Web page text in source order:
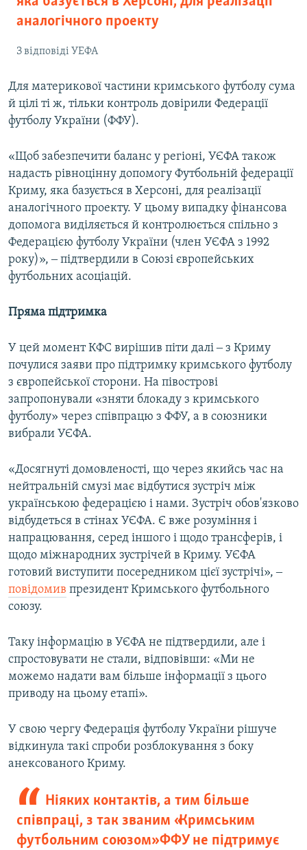
аналогічного проекту
З відповіді УЕФА
Для материкової частини кримського футболу сума
й цілі ті ж, тільки контроль довірили Федерації
футболу України (ФФУ).
«Щоб забезпечити баланс у регіоні, УЄФА також
надасть рівноцінну допомогу Футбольній федерації
Криму, яка базується в Херсоні, для реалізації
аналогічного проекту. У цьому випадку фінансова
допомога виділяється й контролюється спільно з
Федерацією футболу України (член УЄФА з 1992
року)», ‒ підтвердили в Союзі європейських
футбольних асоціацій.
Пряма підтримка
У цей момент КФС вирішив піти далі ‒ з Криму
почулися заяви про підтримку кримського футболу
з європейської сторони. На півострові
запропонували «зняти блокаду з кримського
футболу» через співпрацю з ФФУ, а в союзники
вибрали УЄФА.
«Досягнуті домовленості, що через якийсь час на
нейтральній смузі має відбутися зустріч між
українською федерацією і нами. Зустріч обов'язково
відбудеться в стінах УЄФА. Є вже розуміння і
напрацювання, серед іншого і щодо трансферів, і
щодо міжнародних зустрічей в Криму. УЄФА
готовий виступити посередником цієї зустрічі», ‒
повідомив президент Кримського футбольного
союзу.
Таку інформацію в УЄФА не підтвердили, але і
спростовувати не стали, відповівши: «Ми не
можемо надати вам більше інформації з цього
приводу на цьому етапі».
У свою чергу Федерація футболу України рішуче
відкинула такі спроби розблокування з боку
анексованого Криму.
Ніяких контактів, а тим більше
співпраці, з так званим «Кримським
футбольним союзом» ФФУ не підтримує